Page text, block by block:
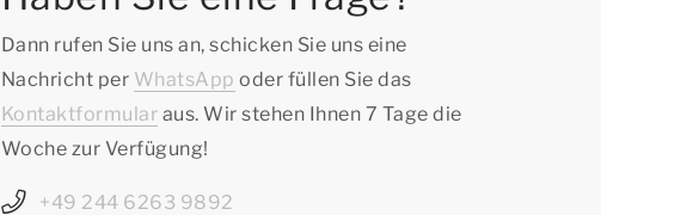
Dann rufen Sie uns an, schicken Sie uns eine
Nachricht per WhatsApp oder füllen Sie das
Kontaktformular aus. Wir stehen Ihnen 7 Tage die
Woche zur Verfügung!
+49 244 6263 9892